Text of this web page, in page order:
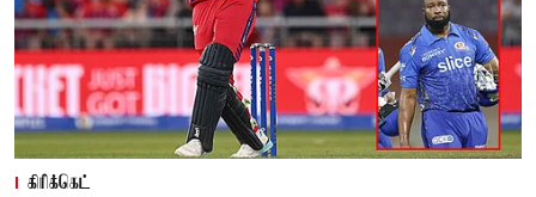
கிரிக்கெட்